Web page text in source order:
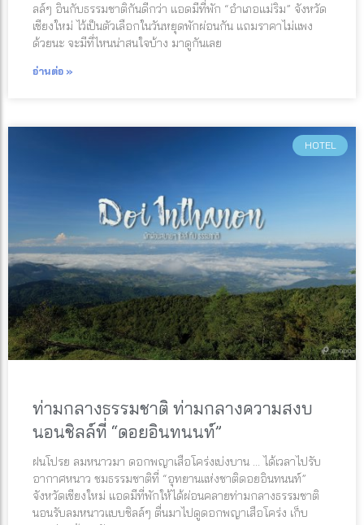
ลล์ๆ อินกับธรรมชาติกันดีกว่า แอดมีที่พัก “อำเภอแม่ริม” จังหวัด
เชียงใหม่ ไว้เป็นตัวเลือกในวันหยุดพักผ่อนกัน แถมราคาไม่แพง
ด้วยนะ จะมีที่ไหนน่าสนใจบ้าง มาดูกันเลย
อ่านต่อ »
HOTEL
ท่ามกลางธรรมชาติ ท่ามกลางความสงบ
นอนชิลล์ที่ “ดอยอินทนนท์”
ฝนโปรย ลมหนาวมา ดอกพญาเสือโคร่งเบ่งบาน … ได้เวลาไปรับ
อากาศหนาว ชมธรรมชาติที่ “อุทยานแห่งชาติดอยอินทนนท์”
จังหวัดเชียงใหม่ แอดมีที่พักให้ได้ผ่อนคลายท่ามกลางธรรมชาติ
นอนรับลมหนาวแบบชิลล์ๆ ตื่นมาไปดูดอกพญาเสือโคร่ง เก็บ